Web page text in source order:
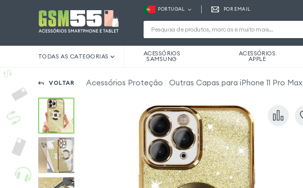
PORTUGAL POR EMAIL
TODAS AS CATEGORIAS ACESSÓRIOS
SAMSUNG
ACESSÓRIOS
APPLE
VOLTAR Acessórios Proteção Outras Capas para iPhone 11 Pro Max